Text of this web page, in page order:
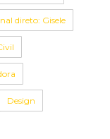
direto: Gisele
Design